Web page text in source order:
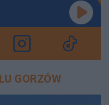
GORZÓW